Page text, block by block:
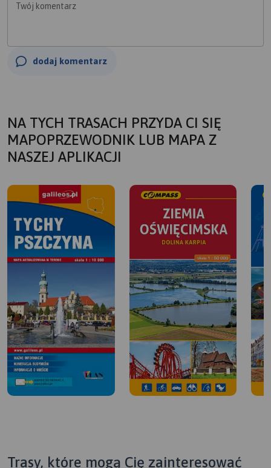
Twój komentarz
dodaj komentarz
NA TYCH TRASACH PRZYDA CI SIĘ
MAPOPRZEWODNIK LUB MAPA Z
NASZEJ APLIKACJI
Trasy, które mogą Cię zainteresować